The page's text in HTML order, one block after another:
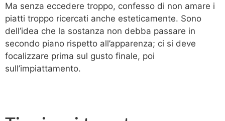
Ma senza eccedere troppo, confesso di non amare i
piatti troppo ricercati anche esteticamente. Sono
dell’idea che la sostanza non debba passare in
secondo piano rispetto all’apparenza; ci si deve
focalizzare prima sul gusto finale, poi
sull’impiattamento.